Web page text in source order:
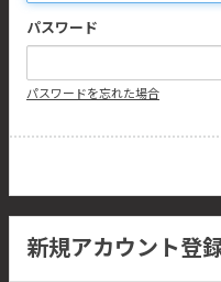
パスワード
パスワードを忘れた場合
新規アカウント登